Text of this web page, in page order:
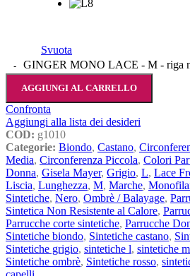
Svuota
GINGER MONO LACE - M - riga
AGGIUNGI AL CARRELLO
Confronta
Aggiungi alla lista dei desideri
COD: g1010
Categorie: Biondo, Castano,
Media, Circonferenza Piccola, Colori
Donna, Gisela Mayer, Grigio, L, Lace
Liscia, Lunghezza, M, Marche,
Sintetiche, Nero, Ombrè / Balayage,
Sintetica Non Resistente al Calore,
Parrucche corte sintetiche, Parrucche
Sintetiche biondo, Sintetiche castano,
Sintetiche grigio, sintetiche l, sintetiche m
Sintetiche ombrè, Sintetiche rosso,